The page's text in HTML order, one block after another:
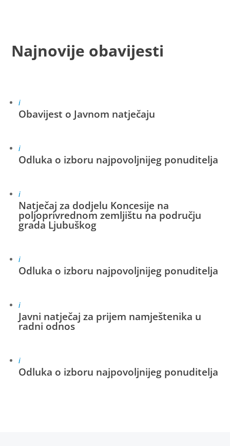
Najnovije obavijesti
i
Obavijest o Javnom natječaju
i
Odluka o izboru najpovoljnijeg ponuditelja
i
Natječaj za dodjelu Koncesije na
poljoprivrednom zemljištu na području
grada Ljubuškog
i
Odluka o izboru najpovoljnijeg ponuditelja
i
Javni natječaj za prijem namještenika u
radni odnos
i
Odluka o izboru najpovoljnijeg ponuditelja